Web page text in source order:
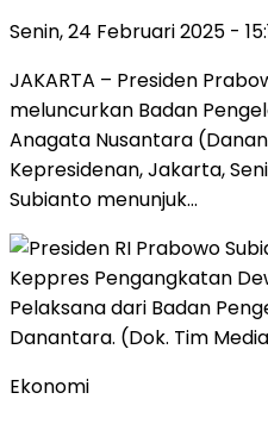
Senin, 24 Februari 2025 -
JAKARTA – Presiden
meluncurkan Badan
Anagata Nusantara
Kepresidenan, Jakarta,
Subianto menunjuk…
Ekonomi